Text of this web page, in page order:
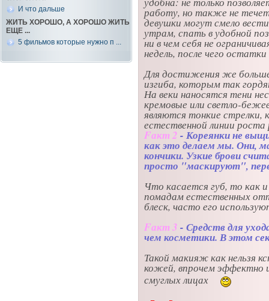
И что дальше
ЖИТЬ ХОРОШО, А ХОРОШО ЖИТЬ
ЕЩЕ ...
5 фильмов которые нужно п ...
работу, но также не
девушки могут смело
утрам, спать в удобной
ни в чем себя не
недель, после чего
Для достижения же
изгиба, которым так
На веки наносятся тени
кремовые или светло-
являются тонкие
естественной линии роста
Fакт 2 - Кореянки не
как это делаем мы. Они,
кончики. Узкие брови
просто "маскируют",
Что касается губ, то как
помадам естественных
блеск, часто его
Fакт 3 - Средств для
чем косметики. В этом
Такой макияж как нельзя
кожей, впрочем эффектно
смуглых лицах